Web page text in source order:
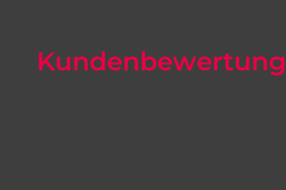
Kundenbewertung